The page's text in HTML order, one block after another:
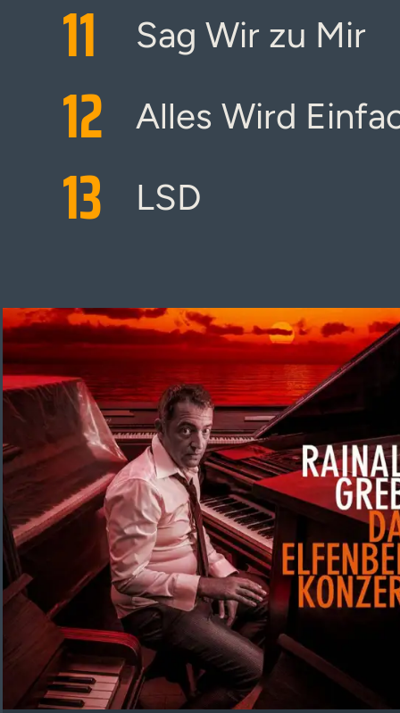
11 Sag Wir zu Mir
12 Alles Wird
13 LSD